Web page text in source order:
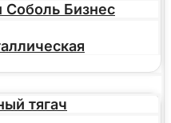
Соболь Бизнес
тягач